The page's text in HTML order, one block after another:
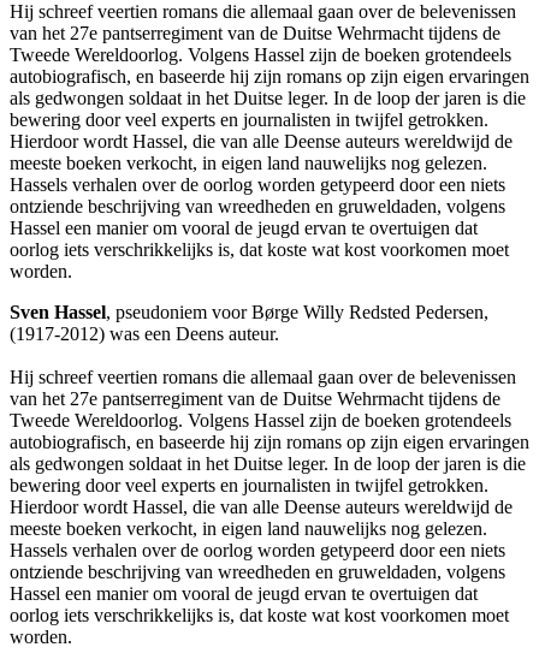
Hij schreef veertien romans die allemaal gaan over de belevenissen
van het 27e pantserregiment van de Duitse Wehrmacht tijdens de
Tweede Wereldoorlog. Volgens Hassel zijn de boeken grotendeels
autobiografisch, en baseerde hij zijn romans op zijn eigen ervaringen
als gedwongen soldaat in het Duitse leger. In de loop der jaren is die
bewering door veel experts en journalisten in twijfel getrokken.
Hierdoor wordt Hassel, die van alle Deense auteurs wereldwijd de
meeste boeken verkocht, in eigen land nauwelijks nog gelezen.
Hassels verhalen over de oorlog worden getypeerd door een niets
ontziende beschrijving van wreedheden en gruweldaden, volgens
Hassel een manier om vooral de jeugd ervan te overtuigen dat
oorlog iets verschrikkelijks is, dat koste wat kost voorkomen moet
worden.
Sven Hassel, pseudoniem voor Børge Willy Redsted Pedersen,
(1917-2012) was een Deens auteur.
Hij schreef veertien romans die allemaal gaan over de belevenissen
van het 27e pantserregiment van de Duitse Wehrmacht tijdens de
Tweede Wereldoorlog. Volgens Hassel zijn de boeken grotendeels
autobiografisch, en baseerde hij zijn romans op zijn eigen ervaringen
als gedwongen soldaat in het Duitse leger. In de loop der jaren is die
bewering door veel experts en journalisten in twijfel getrokken.
Hierdoor wordt Hassel, die van alle Deense auteurs wereldwijd de
meeste boeken verkocht, in eigen land nauwelijks nog gelezen.
Hassels verhalen over de oorlog worden getypeerd door een niets
ontziende beschrijving van wreedheden en gruweldaden, volgens
Hassel een manier om vooral de jeugd ervan te overtuigen dat
oorlog iets verschrikkelijks is, dat koste wat kost voorkomen moet
worden.